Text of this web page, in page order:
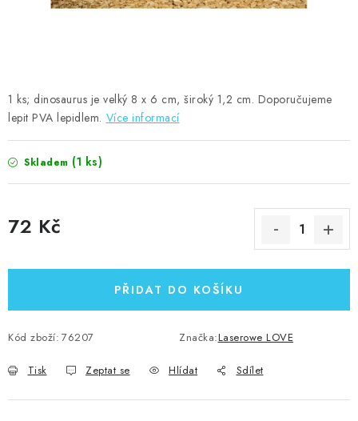
Jak nakupovat
1 ks; dinosaurus je velký 8 x 6 cm, široký 1,2 cm. Doporučujeme
lepit PVA lepidlem. Více informací
Skladem (1 ks)
72 Kč
PŘIDAT DO KOŠÍKU
Kód zboží: 76207 Značka:Laserowe LOVE
Tisk Zeptat se Hlídat Sdílet